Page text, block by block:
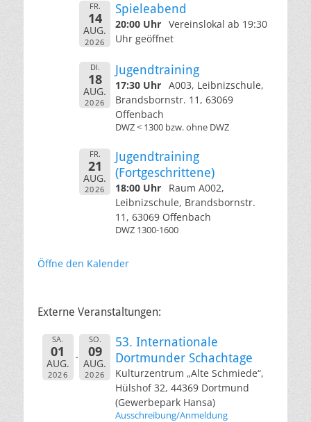
FR.
14
AUG.
2026
Spieleabend
20:00 Uhr Vereinslokal ab 19:30
Uhr geöffnet
DI.
18
AUG.
2026
Jugendtraining
17:30 Uhr A003, Leibnizschule,
Brandsbornstr. 11, 63069
Offenbach
DWZ < 1300 bzw. ohne DWZ
FR.
21
AUG.
2026
Jugendtraining
(Fortgeschrittene)
18:00 Uhr
Raum A002,
Leibnizschule, Brandsbornstr.
11, 63069 Offenbach
DWZ 1300-1600
Öffne den Kalender
Externe Veranstaltungen:
SA.
01
AUG.
2026
SO.
09
AUG.
2026
53. Internationale
Dortmunder Schachtage
Kulturzentrum „Alte Schmiede“,
Hülshof 32, 44369 Dortmund
(Gewerbepark Hansa)
Ausschreibung/Anmeldung